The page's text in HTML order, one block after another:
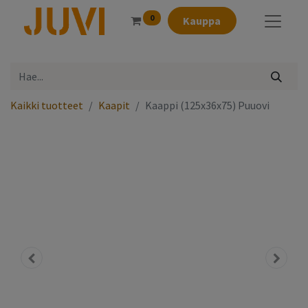
0 Kauppa
Kaikki tuotteet Kaapit Kaappi (125x36x75) Puuovi